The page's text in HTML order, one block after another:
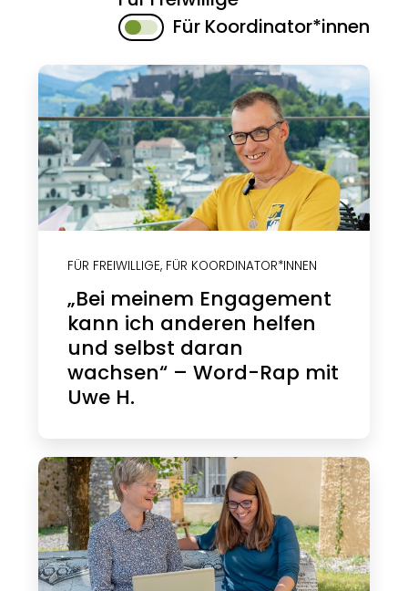
Für Koordinator*innen
FÜR FREIWILLIGE, FÜR KOORDINATOR*INNEN
„Bei meinem Engagement
kann ich anderen helfen
und selbst daran
wachsen“ – Word-Rap mit
Uwe H.